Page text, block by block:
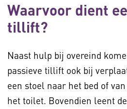
Waarvoor dient
tillift?
Naast hulp bij overeind
passieve tillift ook bij
een stoel naar het bed of
het toilet. Bovendien leent